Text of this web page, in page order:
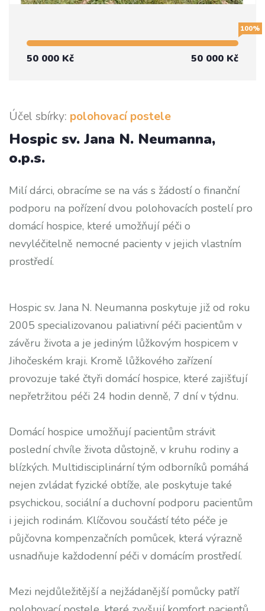
100%
50 000 Kč 50 000 Kč
Účel sbírky: polohovací postele
Hospic sv. Jana N. Neumanna,
o.p.s.
Milí dárci, obracíme se na vás s žádostí o finanční
podporu na pořízení dvou polohovacích postelí pro
domácí hospice, které umožňují péči o
nevyléčitelně nemocné pacienty v jejich vlastním
prostředí.
Hospic sv. Jana N. Neumanna poskytuje již od roku
2005 specializovanou paliativní péči pacientům v
závěru života a je jediným lůžkovým hospicem v
Jihočeském kraji. Kromě lůžkového zařízení
provozuje také čtyři domácí hospice, které zajišťují
nepřetržitou péči 24 hodin denně, 7 dní v týdnu.
Domácí hospice umožňují pacientům strávit
poslední chvíle života důstojně, v kruhu rodiny a
blízkých. Multidisciplinární tým odborníků pomáhá
nejen zvládat fyzické obtíže, ale poskytuje také
psychickou, sociální a duchovní podporu pacientům
i jejich rodinám. Klíčovou součástí této péče je
půjčovna kompenzačních pomůcek, která výrazně
usnadňuje každodenní péči v domácím prostředí.
Mezi nejdůležitější a nejžádanější pomůcky patří